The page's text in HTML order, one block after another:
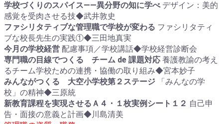
学校づくりのスパイス――異分野の知に学べデザイン：美的
感覚を受肉させる技◆武井敦史
ファシリタティブな管理職で学校が変わる ファシリタティ
ブな校長先生の実践①◆三田地真実
今月の学校経営 配慮事項／学校講話◆学校経営診断会
専門職の目線でつくる チーム de 課題対応 養護教諭の考え
るチーム学校ための連携・協働の取り組み◆宮本妙子
みんながつくる 大空小学校第２ステージ 「みんなの学
校」の精神◆三原統
新教育課程を実現させるＡ４・１枚実例シート１２ 自己申
告・面接の意義と計画◆川島清美